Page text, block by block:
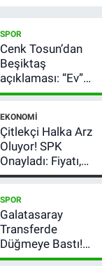
SPOR
Cenk Tosun’dan
Beşiktaş
açıklaması: “Ev”
dedi, asıl mesajı
verdi
EKONOMI
Çitlekçi Halka Arz
Oluyor! SPK
Onayladı: Fiyatı,
Lot Sayısı ve
Tarihi
SPOR
Galatasaray
Transferde
Düğmeye Bastı!
Leao, Camavinga